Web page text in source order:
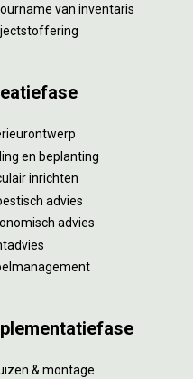
van inventaris
en beplanting
inrichten
advies
advies
& montage